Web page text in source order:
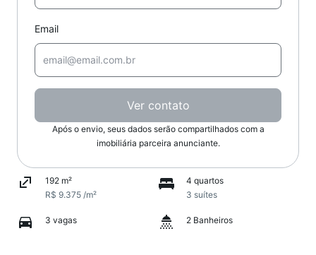
Email
Ver contato
Após o envio, seus dados serão compartilhados com a
imobiliária parceira anunciante.
192 m²
R$ 9.375 /m²
4 quartos
3 suítes
3 vagas 2 Banheiros